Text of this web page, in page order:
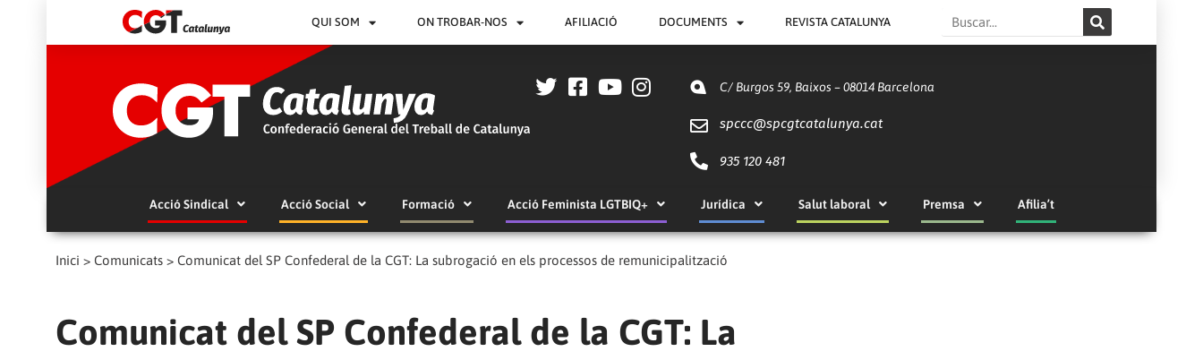
QUI SOM ON TROBAR-NOS AFILIACIÓ DOCUMENTS REVISTA CATALUNYA Search
C/ Burgos 59, Baixos – 08014 Barcelona
spccc@spcgtcatalunya.cat
935 120 481
Acció Sindical Acció Social Formació Acció Feminista LGTBIQ+ Jurídica Salut laboral Premsa Afilia’t
Inici > Comunicats > Comunicat del SP Confederal de la CGT: La subrogació en els processos de remunicipalització
Comunicat del SP Confederal de la CGT: La